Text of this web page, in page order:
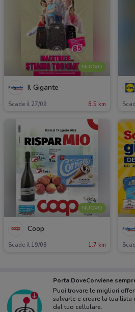
NUOVO
Il Gigante
Scade il 27/09 8.5 km
NUOVO
Coop
Scade il 19/08 1.7 km
Porta DoveConviene
Puoi trovare le migliori
salvarle e creare la tua
dal tuo cellulare.